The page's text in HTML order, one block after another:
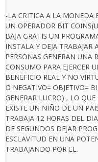
-LA CRITICA A LA MONEDA
UN OPERADOR BIT
BAJA GRATIS UN
INSTALA Y DEJA
PERSONAS GENERAN UNA
CONSUMO PARA EJERCER
BENEFICIO REAL Y NO
O NEGATIVO= OBJETIVO=
GENERAR LUCRO) , LO
EXISTE UN NIÑO DE UN
TRABAJA 12 HORAS DEL
DE SEGUNDOS DEJAR
ESCLAVITUD EN UNA
TRABAJANDO POR EL.